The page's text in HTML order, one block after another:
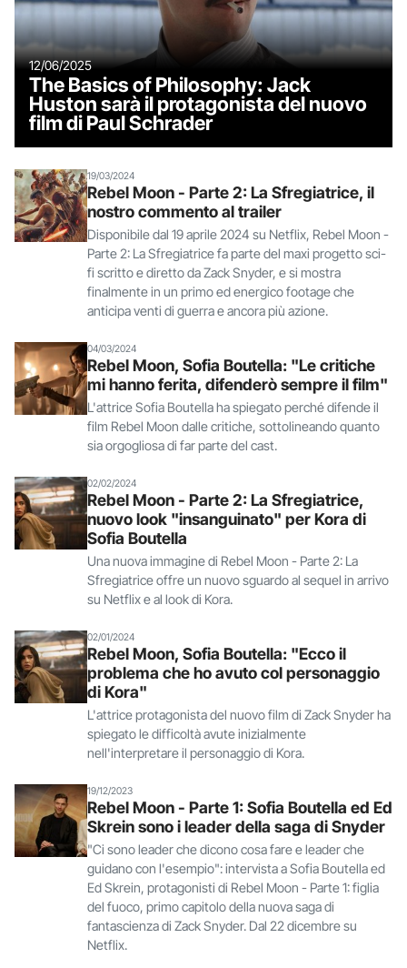
12/06/2025
The Basics of Philosophy: Jack
Huston sarà il protagonista del nuovo
film di Paul Schrader
19/03/2024
Rebel Moon - Parte 2: La Sfregiatrice, il
nostro commento al trailer
Disponibile dal 19 aprile 2024 su Netflix, Rebel Moon -
Parte 2: La Sfregiatrice fa parte del maxi progetto sci-
fi scritto e diretto da Zack Snyder, e si mostra
finalmente in un primo ed energico footage che
anticipa venti di guerra e ancora più azione.
04/03/2024
Rebel Moon, Sofia Boutella: "Le critiche
mi hanno ferita, difenderò sempre il film"
L'attrice Sofia Boutella ha spiegato perché difende il
film Rebel Moon dalle critiche, sottolineando quanto
sia orgogliosa di far parte del cast.
02/02/2024
Rebel Moon - Parte 2: La Sfregiatrice,
nuovo look "insanguinato" per Kora di
Sofia Boutella
Una nuova immagine di Rebel Moon - Parte 2: La
Sfregiatrice offre un nuovo sguardo al sequel in arrivo
su Netflix e al look di Kora.
02/01/2024
Rebel Moon, Sofia Boutella: "Ecco il
problema che ho avuto col personaggio
di Kora"
L'attrice protagonista del nuovo film di Zack Snyder ha
spiegato le difficoltà avute inizialmente
nell'interpretare il personaggio di Kora.
19/12/2023
Rebel Moon - Parte 1: Sofia Boutella ed Ed
Skrein sono i leader della saga di Snyder
"Ci sono leader che dicono cosa fare e leader che
guidano con l'esempio": intervista a Sofia Boutella ed
Ed Skrein, protagonisti di Rebel Moon - Parte 1: figlia
del fuoco, primo capitolo della nuova saga di
fantascienza di Zack Snyder. Dal 22 dicembre su
Netflix.